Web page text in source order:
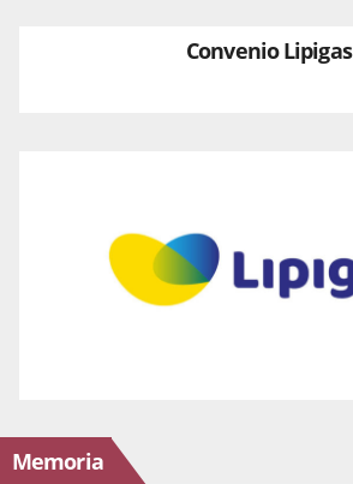
Convenio Lipigas
Memoria